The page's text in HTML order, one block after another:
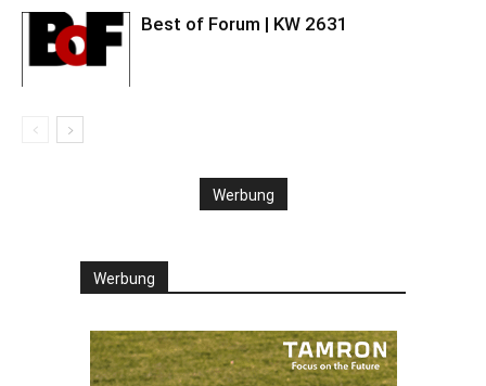
Best of Forum | KW 2631
Werbung
Werbung